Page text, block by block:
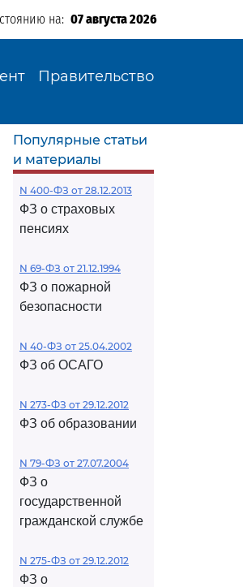
на: 07 августа 2026
Правительство
Популярные статьи
и материалы
N 400-ФЗ от 28.12.2013
ФЗ о страховых
пенсиях
N 69-ФЗ от 21.12.1994
ФЗ о пожарной
безопасности
N 40-ФЗ от 25.04.2002
ФЗ об ОСАГО
N 273-ФЗ от 29.12.2012
ФЗ об образовании
N 79-ФЗ от 27.07.2004
ФЗ о
государственной
гражданской службе
N 275-ФЗ от 29.12.2012
ФЗ о